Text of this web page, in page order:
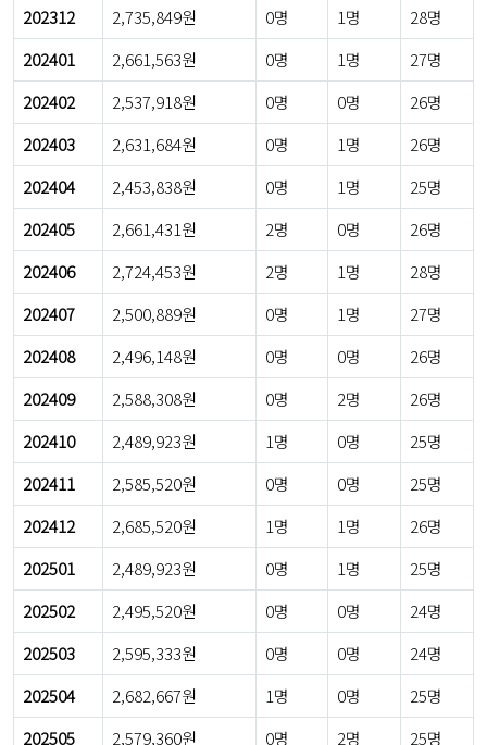
202312
2,735,849원 0명 1명
28명
202401
2,661,563원 0명 1명
27명
202402
2,537,918원 0명 0명
26명
202403
2,631,684원 0명 1명
26명
202404
2,453,838원 0명 1명
25명
202405
2,661,431원 2명 0명
26명
202406
2,724,453원 2명 1명
28명
202407
2,500,889원 0명 1명
27명
202408
2,496,148원 0명 0명
26명
202409
2,588,308원 0명 2명
26명
202410
2,489,923원 1명 0명
25명
202411
2,585,520원 0명 0명
25명
202412
2,685,520원 1명 1명
26명
202501
2,489,923원 0명 1명
25명
202502
2,495,520원 0명 0명
24명
202503
2,595,333원 0명 0명
24명
202504
2,682,667원 1명 0명
25명
202505
2,579,360원 0명 2명 25명